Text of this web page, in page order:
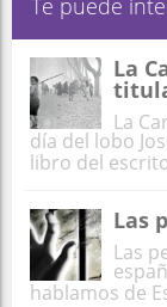
Te puede
La
La
día del lobo
libro del
Las
Las
hablamos de